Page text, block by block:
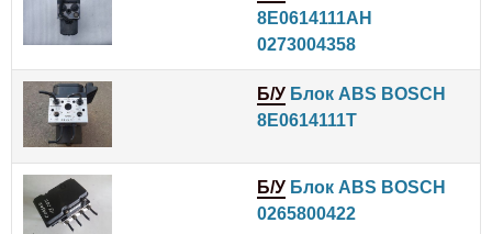
8E0614111AH
0273004358
Б/У Блок ABS BOSCH
8E0614111T
Б/У Блок ABS BOSCH
0265800422